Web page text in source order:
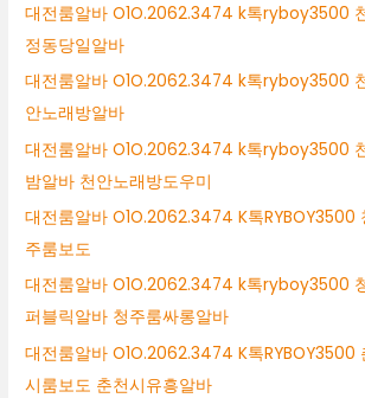
대전룸알바 O1O.2062.3474 k톡ryboy3500
정동당일알바
대전룸알바 O1O.2062.3474 k톡ryboy3500
안노래방알바
대전룸알바 O1O.2062.3474 k톡ryboy3500
밤알바 천안노래방도우미
대전룸알바 O1O.2062.3474 K톡RYBOY3500
주룸보도
대전룸알바 O1O.2062.3474 k톡ryboy3500
퍼블릭알바 청주룸싸롱알바
대전룸알바 O1O.2062.3474 K톡RYBOY3500
시룸보도 춘천시유흥알바